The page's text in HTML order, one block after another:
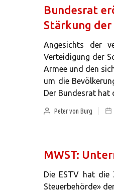
Bundesrat
Stärkung
Angesichts der
Verteidigung der
Armee und den
um die
Der Bundesrat hat
Peter von Burg
MWST:
Die ESTV hat die
Steuerbehörde»